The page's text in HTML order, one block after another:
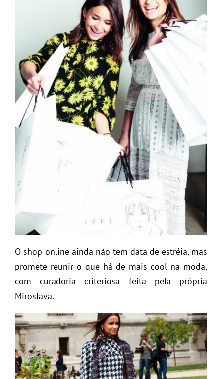
O shop-online ainda não tem data de estréia, mas
promete reunir o que há de mais cool na moda,
com curadoria criteriosa feita pela própria
Miroslava.